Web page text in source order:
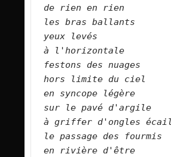
de rien en rien
les bras ballants
yeux levés
à l'horizontale
festons des nuages
hors limite du ciel
en syncope légère
sur le pavé d'argile
à griffer d'ongles
le passage des fourmis
en rivière d'être